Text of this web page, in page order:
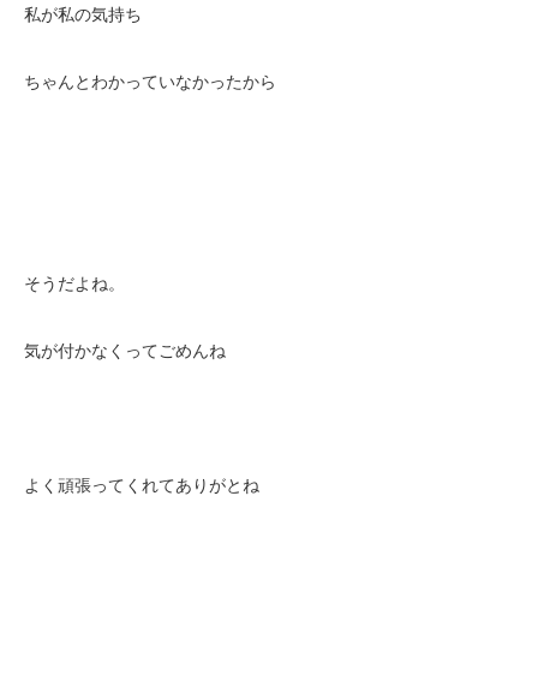
私が私の気持ち
ちゃんとわかっていなかったから
そうだよね。
気が付かなくってごめんね
よく頑張ってくれてありがとね